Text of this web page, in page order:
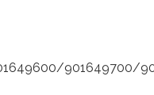
901649700/